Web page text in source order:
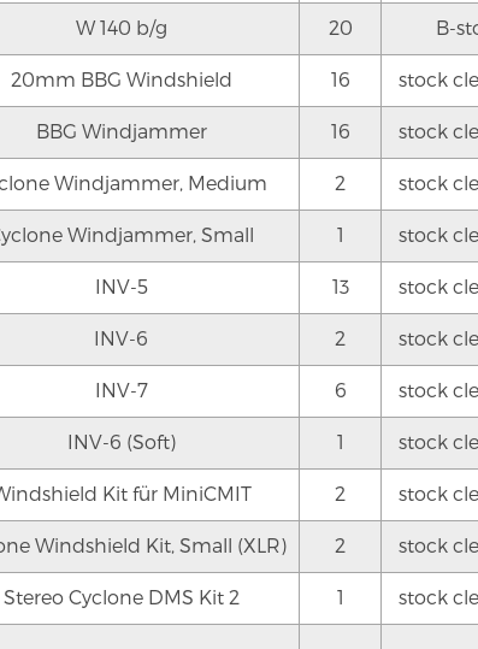
W 140 b/g 20 B-
20mm BBG Windshield 16 stock
BBG Windjammer 16 stock
Windjammer, Medium 2 stock
Windjammer, Small 1 stock
INV-5 13 stock
INV-6 2 stock
INV-7 6 stock
INV-6 (Soft) 1 stock
Kit für MiniCMIT 2 stock
Windshield Kit, Small (XLR) 2 stock
Stereo Cyclone DMS Kit 2 1 stock